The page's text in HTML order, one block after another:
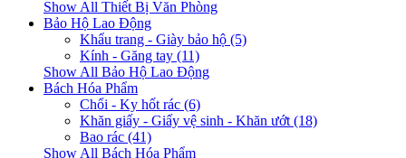
Show All Thiết Bị Văn Phòng
Bảo Hộ Lao Động
Khẩu trang - Giày bảo hộ (5)
Kính - Găng tay (11)
Show All Bảo Hộ Lao Động
Bách Hóa Phẩm
Chổi - Ky hốt rác (6)
Khăn giấy - Giấy vệ sinh - Khăn ướt (18)
Bao rác (41)
Show All Bách Hóa Phẩm